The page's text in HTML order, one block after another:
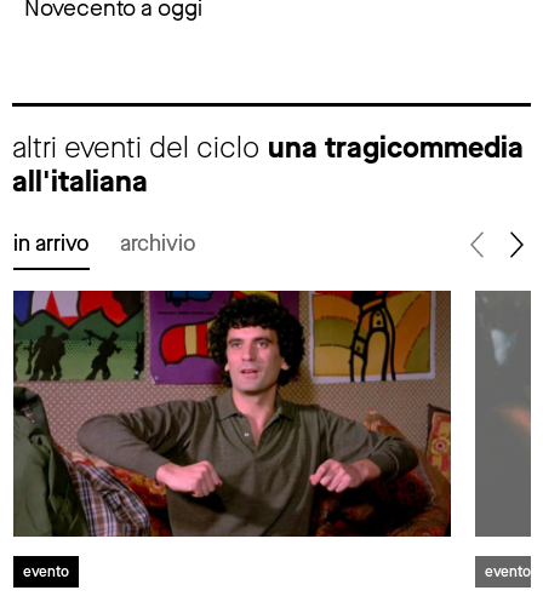
Novecento a oggi
altri eventi del ciclo una tragicommedia
all'italiana
in arrivo archivio
evento evento